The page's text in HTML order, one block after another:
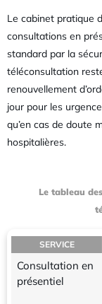
Le cabinet pratique
consultations en
standard par la
téléconsultation
renouvellement
jour pour les
qu’en cas de doute
hospitalières.
Le tableau
SERVICE
Consultation en
présentiel